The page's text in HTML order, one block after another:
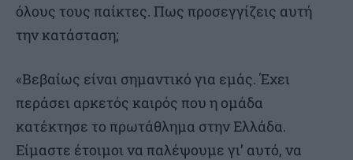
όλους τους παίκτες. Πως προσεγγίζεις αυτή
την κατάσταση;
«Βεβαίως είναι σημαντικό για εμάς. Έχει
περάσει αρκετός καιρός που η ομάδα
κατέκτησε το πρωτάθλημα στην Ελλάδα.
Είμαστε έτοιμοι να παλέψουμε γι’ αυτό, να